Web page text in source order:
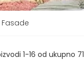
Fasade
1-16 od ukupno 71